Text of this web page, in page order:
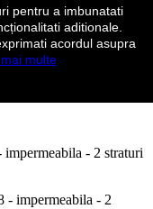
- 2 straturi
pentru a imbunatati
aditionale.
acordul asupra
multe